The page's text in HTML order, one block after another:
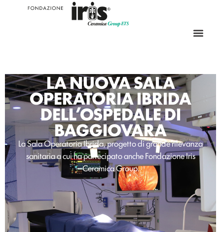
LA NUOVA SALA
OPERATORIA IBRIDA
DELL’OSPEDALE DI
BAGGIOVARA
La Sala Operatoria Ibrida, progetto di grande rilevanza
sanitaria a cui ha partecipato anche Fondazione Iris
Ceramica Group.